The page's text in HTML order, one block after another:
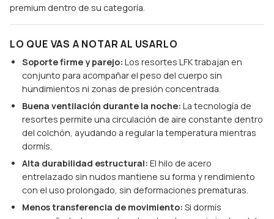
premium dentro de su categoría.
LO QUE VAS A NOTAR AL USARLO
Soporte firme y parejo: Los resortes LFK trabajan en
conjunto para acompañar el peso del cuerpo sin
hundimientos ni zonas de presión concentrada.
Buena ventilación durante la noche: La tecnología de
resortes permite una circulación de aire constante dentro
del colchón, ayudando a regular la temperatura mientras
dormís.
Alta durabilidad estructural: El hilo de acero
entrelazado sin nudos mantiene su forma y rendimiento
con el uso prolongado, sin deformaciones prematuras.
Menos transferencia de movimiento: Si dormís